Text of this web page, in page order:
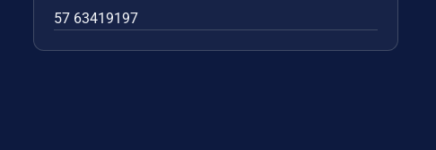
57 63419197